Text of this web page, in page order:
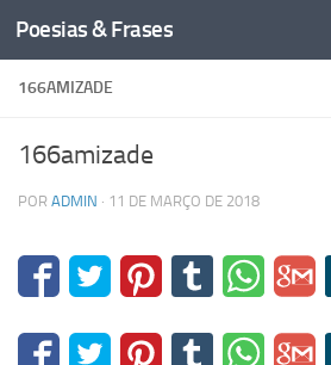
Skip to content
Poesias & Frases
166AMIZADE
166amizade
POR ADMIN · 11 DE MARÇO DE 2018